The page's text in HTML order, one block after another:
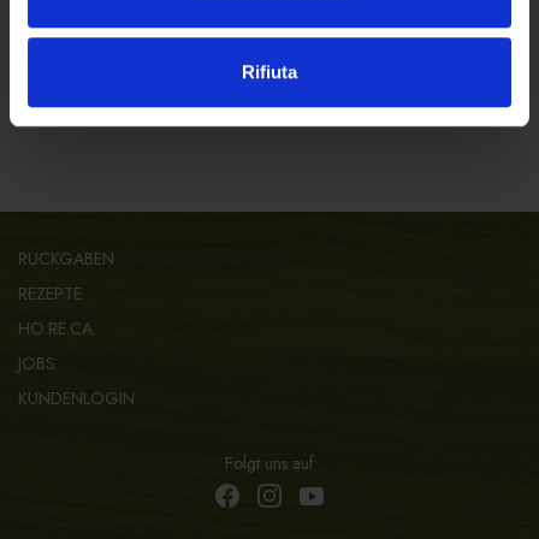
Rifiuta
RÜCKGABEN
REZEPTE
HO.RE.CA.
JOBS
KUNDENLOGIN
Folgt uns auf